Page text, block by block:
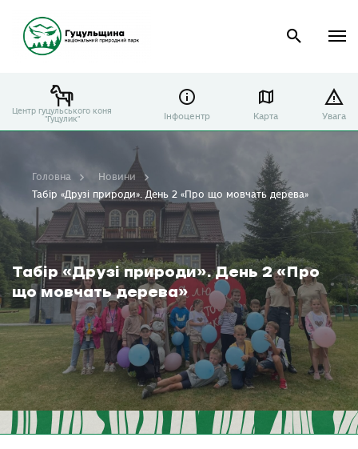
Центр гуцульського коня
"Гуцулик"
Інфоцентр Карта Увага
Табір «Друзі природи». День 2 «Про
що мовчать дерева»
Головна
Новини
Табір «Друзі природи». День 2 «Про що мовчать дерева»